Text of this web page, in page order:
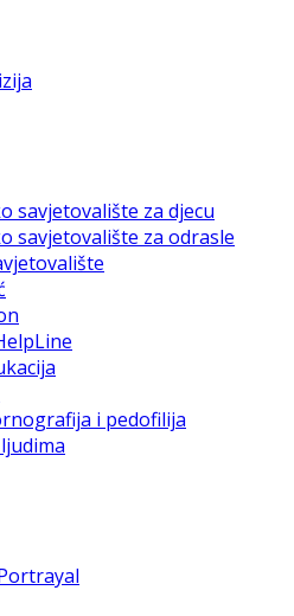
savjetovalište za djecu
savjetovalište za odrasle
i pedofilija